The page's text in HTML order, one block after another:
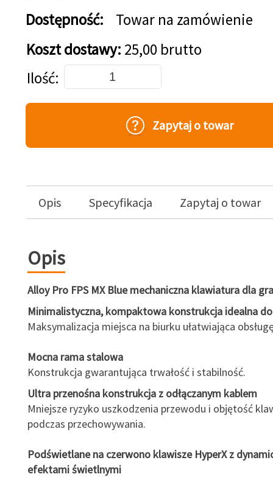
Dostępność:
Towar na zamówienie
Koszt dostawy: 25,00 brutto
Dodaj do koszyka
Ilość
Zapytaj o towar
Opis Specyfikacja Zapytaj o towar
Opis
Alloy Pro FPS MX Blue mechaniczna klawiatura dla
Minimalistyczna, kompaktowa konstrukcja idealna do
Maksymalizacja miejsca na biurku ułatwiająca
Mocna rama stalowa
Konstrukcja gwarantująca trwałość i stabilność.
Ultra przenośna konstrukcja z odłączanym kablem
Mniejsze ryzyko uszkodzenia przewodu i objętość
podczas przechowywania.
Podświetlane na czerwono klawisze HyperX z
efektami świetlnymi